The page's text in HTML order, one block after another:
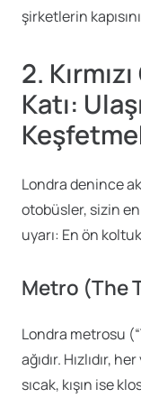
şirketlerin
2.
Katı:
Londra denince
otobüsler, sizin
uyarı: En ön
Metro (The
Londra metrosu
ağıdır. Hızlıdır,
sıcak, kışın ise